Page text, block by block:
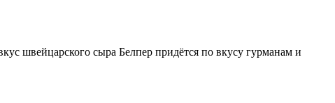
швейцарского сыра Белпер придётся по вкусу гурманам и